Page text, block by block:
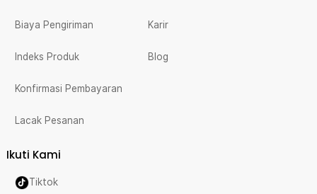
Biaya Pengiriman
Indeks Produk
Konfirmasi Pembayaran
Lacak Pesanan
Karir
Blog
Ikuti Kami
Tiktok